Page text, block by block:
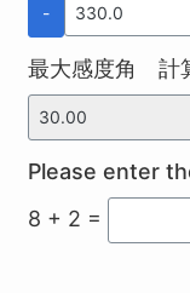
-
最大感度角 計
Please enter
8 + 2 =